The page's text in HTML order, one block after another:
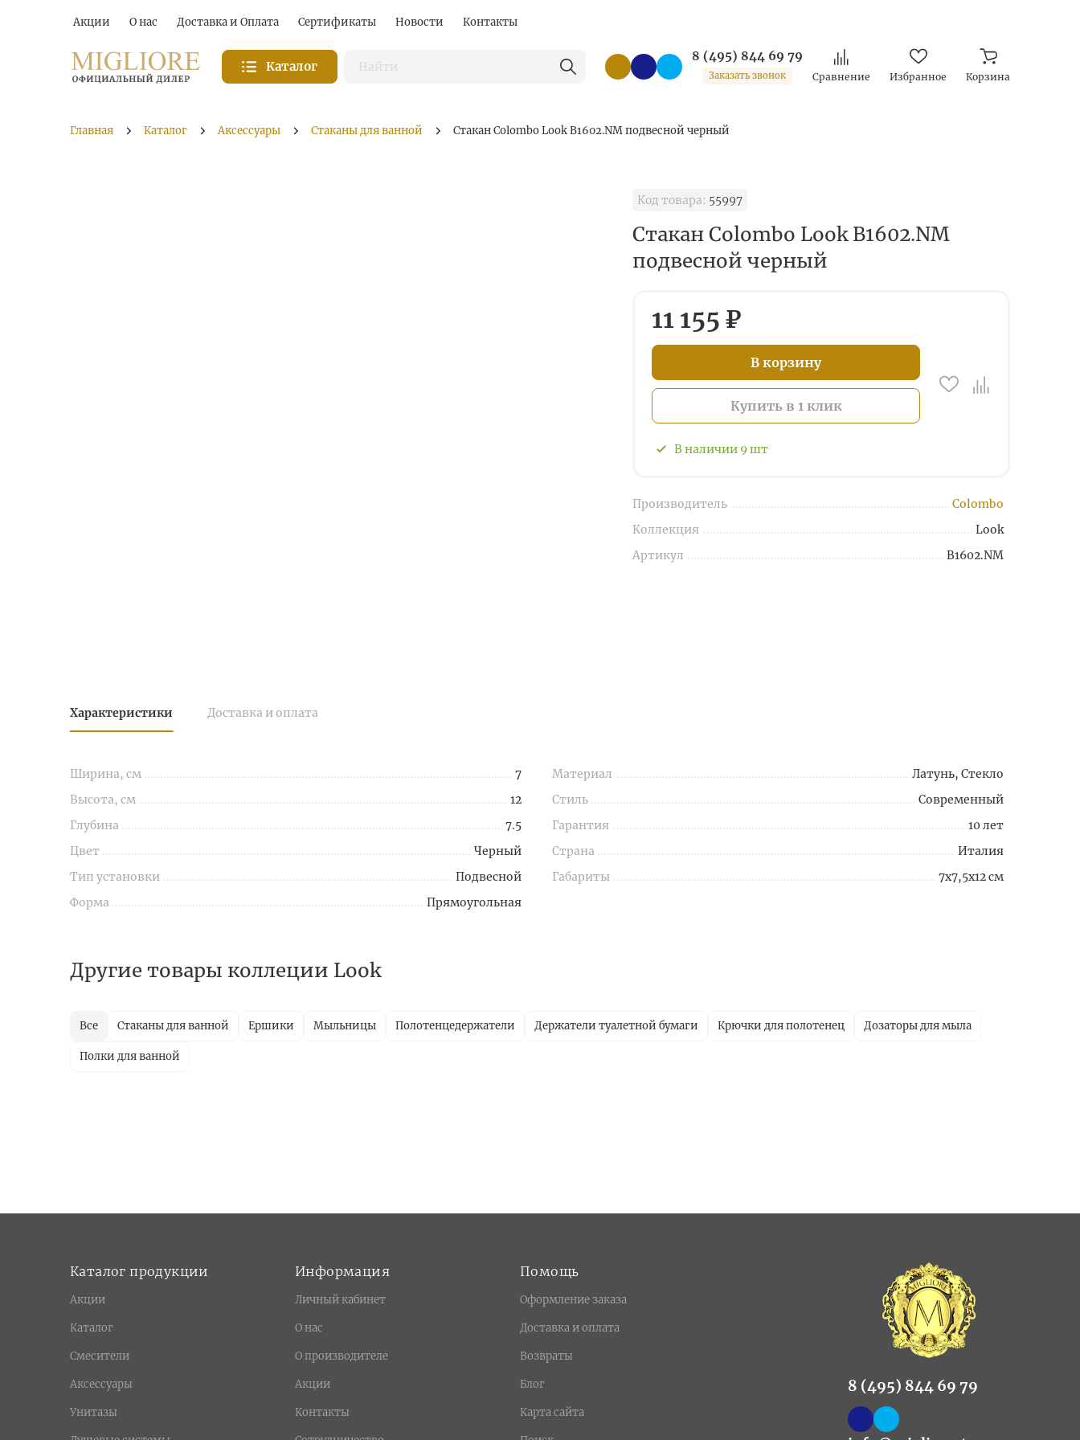
Акции О нас Доставка и Оплата Сертификаты Новости Контакты
Каталог
8 (495) 844 69 79
Заказать звонок Сравнение Избранное Корзина
Главная Каталог Аксессуары Стаканы для ванной Стакан Colombo Look B1602.NM подвесной черный
Код товара: 55997
Стакан Colombo Look B1602.NM
подвесной черный
11 155 ₽
В корзину
Купить в 1 клик
В наличии 9шт
Производитель
Colombo
Коллекция
Look
Артикул
B1602.NM
Характеристики Доставка и оплата
Ширина, см
7
Высота, см
12
Глубина
7.5
Цвет
Черный
Тип установки
Подвесной
Форма
Прямоугольная
Материал
Латунь, Стекло
Стиль
Современный
Гарантия
10 лет
Страна
Италия
Габариты
7x7,5x12 см
Другие товары коллеции Look
Все Стаканы для ванной Ершики Мыльницы Полотенцедержатели Держатели туалетной бумаги Крючки для полотенец Дозаторы для мыла
Полки для ванной
Каталог продукции
Акции
Каталог
Смесители
Аксессуары
Унитазы
Информация
Личный кабинет
О нас
О производителе
Акции
Контакты
Помощь
Оформление заказа
Доставка и оплата
Возвраты
Блог
Карта сайта
8 (495) 844 69 79